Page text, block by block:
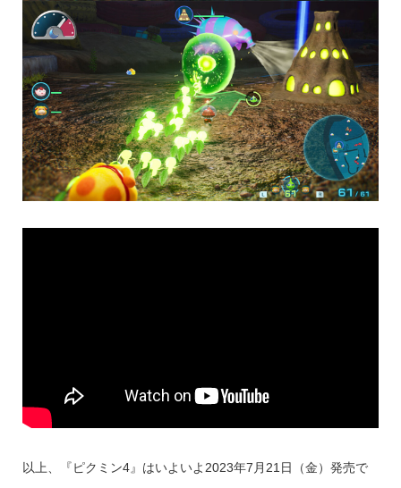
以上、『ピクミン4』はいよいよ2023年7月21日（金）発売で